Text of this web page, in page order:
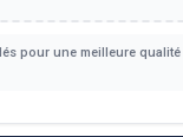
pour une meilleure